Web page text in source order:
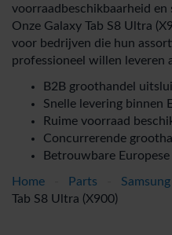
voorraadbeschikbaarheid en
Onze Galaxy Tab S8 Ultra
voor bedrijven die hun
professioneel willen leveren
B2B groothandel
Snelle levering binnen
Ruime voorraad
Concurrerende
Betrouwbare
Home Parts Samsung
Tab S8 Ultra (X900)